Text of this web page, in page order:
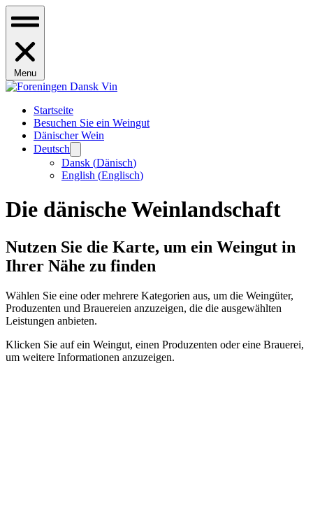
Menu
Startseite
Besuchen Sie ein Weingut
Dänischer Wein
Deutsch
Dansk (Dänisch)
English (Englisch)
Die dänische Weinlandschaft
Nutzen Sie die Karte, um ein Weingut in
Ihrer Nähe zu finden
Wählen Sie eine oder mehrere Kategorien aus, um die Weingüter,
Produzenten und Brauereien anzuzeigen, die die ausgewählten
Leistungen anbieten.
Klicken Sie auf ein Weingut, einen Produzenten oder eine Brauerei,
um weitere Informationen anzuzeigen.